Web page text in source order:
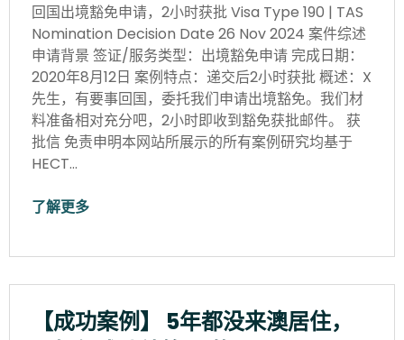
回国出境豁免申请，2小时获批 Visa Type 190 | TAS
Nomination Decision Date 26 Nov 2024 案件综述
申请背景 签证/服务类型：出境豁免申请 完成日期：
2020年8月12日 案例特点：递交后2小时获批 概述：X
先生，有要事回国，委托我们申请出境豁免。我们材
料准备相对充分吧，2小时即收到豁免获批邮件。 获
批信 免责申明本网站所展示的所有案例研究均基于
HECT…
了解更多
【成功案例】 5年都没来澳居住，